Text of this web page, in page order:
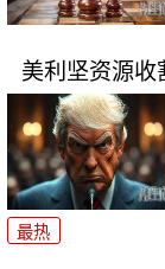
美利坚资源收
最热